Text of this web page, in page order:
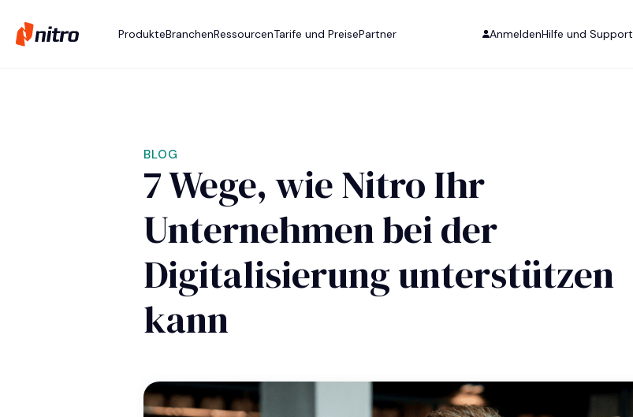
ProdukteBranchenRessourcenTarife und PreisePartner AnmeldenHilfe und Support
BLOG
7 Wege, wie Nitro Ihr
Unternehmen bei der
Digitalisierung unterstützen
kann